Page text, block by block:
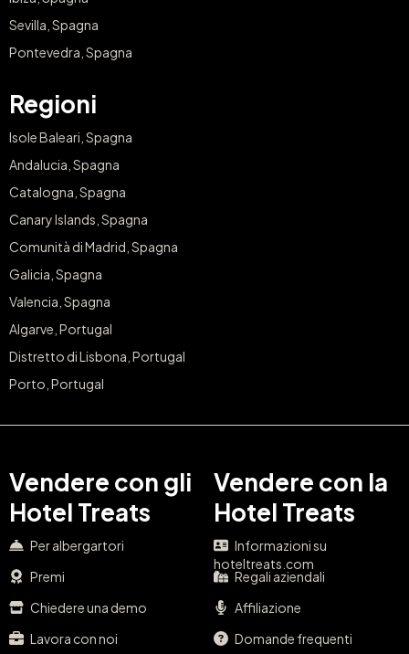
Sevilla, Spagna
Pontevedra, Spagna
Regioni
Isole Baleari, Spagna
Andalucia, Spagna
Catalogna, Spagna
Canary Islands, Spagna
Comunità di Madrid, Spagna
Galicia, Spagna
Valencia, Spagna
Algarve, Portugal
Distretto di Lisbona, Portugal
Porto, Portugal
Vendere con gli
Hotel Treats
Per albergartori
Premi
Chiedere una demo
Lavora con noi
Vendere con la
Hotel Treats
Informazioni su
hoteltreats.com
Regali aziendali
Affiliazione
Domande frequenti